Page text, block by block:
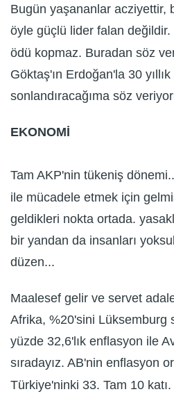
Bugün yaşananlar acziyettir,
öyle güçlü lider falan değildir.
ödü kopmaz. Buradan söz
Göktaş'ın Erdoğan'la 30
sonlandıracağıma söz
EKONOMİ
Tam AKP'nin tükeniş
ile mücadele etmek için
geldikleri nokta ortada.
bir yandan da insanları
düzen...
Maalesef gelir ve servet
Afrika, %20'sini Lüksemburg
yüzde 32,6'lık enflasyon ile
sıradayız. AB'nin enflasyon
Türkiye'ninki 33. Tam 10 katı.